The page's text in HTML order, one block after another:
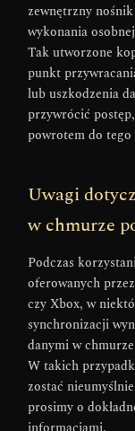
zewnętrzny
wykonania
Tak utworzone
punkt
lub uszkodzenia
przywrócić
powrotem do
Uwagi
w chmurze
Podczas
oferowanych
czy Xbox, w
synchronizacji
danymi w
W takich
zostać
prosimy o
informacjami.